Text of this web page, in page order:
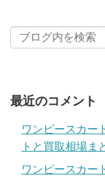
最近のコメント
ワンピースカー
トと買取相場
ワンピースカー